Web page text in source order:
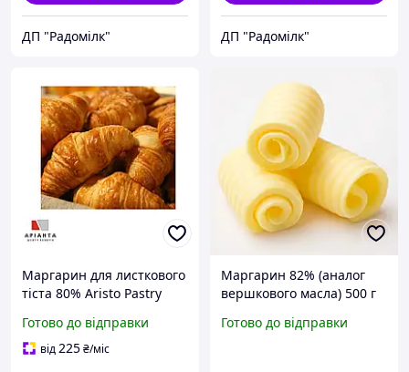
ДП "Радомілк" ДП "Радомілк"
Маргарин для листкового
тіста 80% Aristo Pastry
Готово до відправки
від225₴/міс
Маргарин 82% (аналог
вершкового масла) 500 г
Готово до відправки